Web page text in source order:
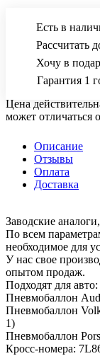
Есть в
Рассчитать
Хочу в
Гарантия 1
Цена
может отличаться
Описание
Отзывы
Оплата
Доставка
Заводские
По всем
необходимое для
У нас свое
опытом продаж.
Подходят для авто:
Пневмобаллон
Пневмобаллон
1)
Пневмобаллон
Кросс-номера: